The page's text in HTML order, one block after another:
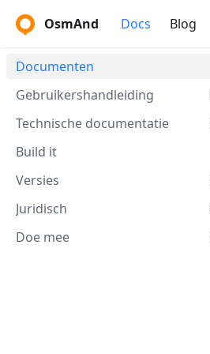
OsmAnd Docs Blog
Documenten
Gebruikershandleiding
Technische documentatie
Build it
Versies
Juridisch
Doe mee